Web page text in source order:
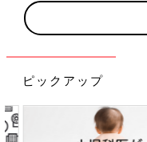
ピックアップ